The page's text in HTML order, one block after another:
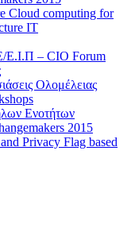
Cloud computing for
IT
Ε.Ι.Π – CIO Forum
Ολομέλειας
Ενοτήτων
2015
Privacy Flag based